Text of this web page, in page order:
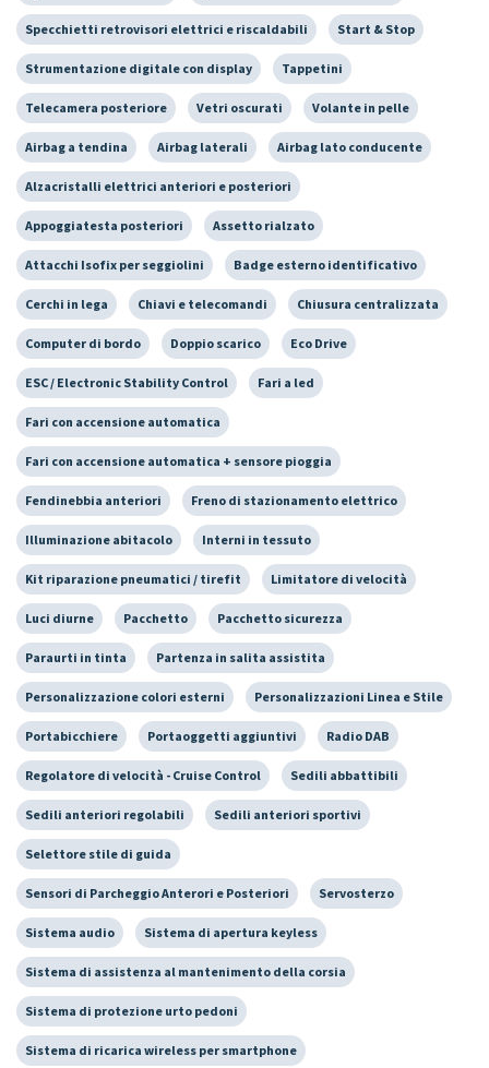
Specchietti retrovisori elettrici e riscaldabili Start & Stop
Strumentazione digitale con display Tappetini
Telecamera posteriore Vetri oscurati Volante in pelle
Airbag a tendina Airbag laterali Airbag lato conducente
Alzacristalli elettrici anteriori e posteriori
Appoggiatesta posteriori Assetto rialzato
Attacchi Isofix per seggiolini Badge esterno identificativo
Cerchi in lega Chiavi e telecomandi Chiusura centralizzata
Computer di bordo Doppio scarico Eco Drive
ESC / Electronic Stability Control Fari a led
Fari con accensione automatica
Fari con accensione automatica + sensore pioggia
Fendinebbia anteriori Freno di stazionamento elettrico
Illuminazione abitacolo Interni in tessuto
Kit riparazione pneumatici / tirefit Limitatore di velocità
Luci diurne Pacchetto Pacchetto sicurezza
Paraurti in tinta Partenza in salita assistita
Personalizzazione colori esterni Personalizzazioni Linea e Stile
Portabicchiere Portaoggetti aggiuntivi Radio DAB
Regolatore di velocità - Cruise Control Sedili abbattibili
Sedili anteriori regolabili Sedili anteriori sportivi
Selettore stile di guida
Sensori di Parcheggio Anterori e Posteriori Servosterzo
Sistema audio Sistema di apertura keyless
Sistema di assistenza al mantenimento della corsia
Sistema di protezione urto pedoni
Sistema di ricarica wireless per smartphone